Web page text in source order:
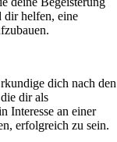
dir helfen, eine
dich nach den
dir als
Interesse an einer
erfolgreich zu sein.